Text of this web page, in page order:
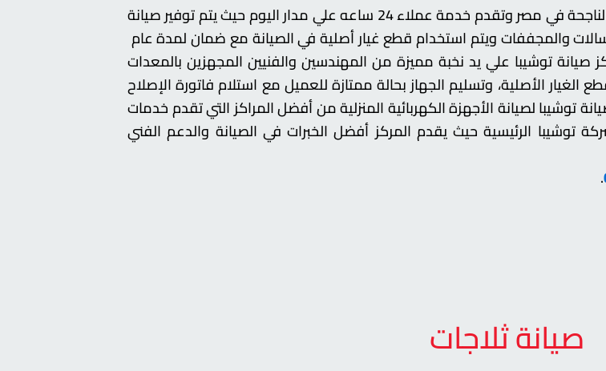
يعد مركز صيانة توشيبا لصيانة الأجهزة الكهربائية المنزلية من أفضل التوكيلات الناجحة في مصر وتقدم خدمة عملاء 24 ساعه علي مدار اليوم حيث يتم توفير صيانة
والمجففات ويتم استخدام قطع غيار أصلية في الصيانة مع ضمان لمدة عام
توشيبا علي يد نخبة مميزة من المهندسين والفنيين المجهزين بالمعدات
الأصلية، وتسليم الجهاز بحالة ممتازة للعميل مع استلام فاتورة الإصلاح
توشيبا لصيانة الأجهزة الكهربائية المنزلية من أفضل المراكز التي تقدم خدمات
الرئيسية حيث يقدم المركز أفضل الخبرات في الصيانة والدعم الفني
.
صيانة ثلاجات